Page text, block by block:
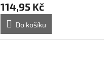
114,95 Kč
Do košíku